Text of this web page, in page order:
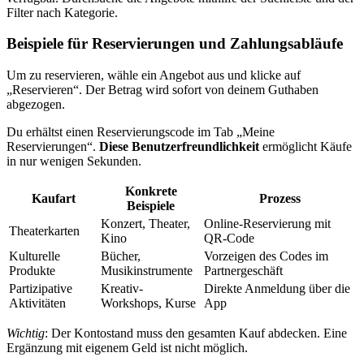
Filter nach Kategorie.
Beispiele für Reservierungen und Zahlungsabläufe
Um zu reservieren, wähle ein Angebot aus und klicke auf
„Reservieren“. Der Betrag wird sofort von deinem Guthaben
abgezogen.
Du erhältst einen Reservierungscode im Tab „Meine
Reservierungen“. Diese Benutzerfreundlichkeit ermöglicht Käufe
in nur wenigen Sekunden.
Kaufart
Konkrete
Beispiele
Prozess
Theaterkarten
Konzert, Theater,
Kino
Online-Reservierung mit
QR-Code
Kulturelle
Produkte
Bücher,
Musikinstrumente
Vorzeigen des Codes im
Partnergeschäft
Partizipative
Aktivitäten
Kreativ-
Workshops, Kurse
Direkte Anmeldung über die
App
Wichtig: Der Kontostand muss den gesamten Kauf abdecken. Eine
Ergänzung mit eigenem Geld ist nicht möglich.